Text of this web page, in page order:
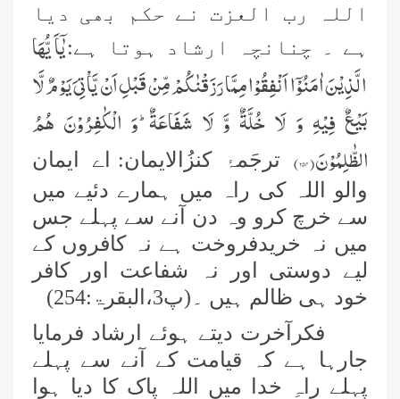
اللہ رب العزت نے حکم بھی دیا
ہے ۔ چنانچہ ارشاد ہوتا ہے:یٰۤاَیُّهَا
الَّذِیْنَ اٰمَنُوْۤا اَنْفِقُوْا مِمَّا رَزَقْنٰكُمْ مِّنْ قَبْلِ اَنْ یَّاْتِیَ یَوْمٌ لَّا
بَیْعٌ فِیْهِ وَ لَا خُلَّةٌ وَّ لَا شَفَاعَةٌؕ-وَ الْكٰفِرُوْنَ هُمُ
الظّٰلِمُوْنَ(۲۵۴) ترجَمۂ کنزُالایمان:
اے ایمان
والو اللہ کی راہ میں ہمارے دئیے میں
سے خرچ کرو وہ دن آنے سے پہلے جس
میں نہ خریدفروخت ہے نہ کافروں کے
لیے دوستی اور نہ شفاعت اور کافر
خود ہی ظالم ہیں ۔(پ3،البقرۃ:254
)
فکرآخرت دیتے ہوئے ارشاد فرمایا
جارہا ہے کہ قیامت کے آنے سے پہلے
پہلے راہِ خدا میں اللہ پاک کا دیا ہوا